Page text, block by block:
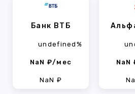
Банк ВТБ
undefined%
NaN ₽/мес
NaN ₽